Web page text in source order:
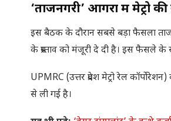
‘ताजनगरी’ आगरा में मेट्रो की
इस बैठक के दौरान सबसे बड़ा फैसला ताज
के प्रस्ताव को मंजूरी दे दी है। इस फैसले के
UPMRC (उत्तर प्रदेश मेट्रो रेल
से ली गई है।